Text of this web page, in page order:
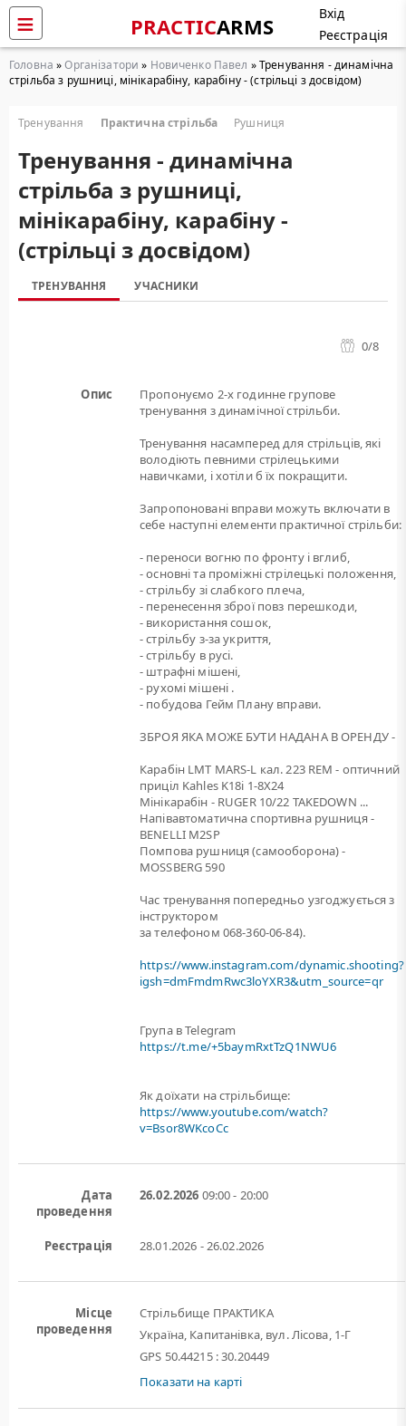
PRACTICARMS
Вхід
Реєстрація
Головна »Організатори » Новиченко Павел » Тренування - динамічна
стрільба з рушниці, мінікарабіну, карабіну - (стрільці з досвідом)
Тренування Практична стрільба Рушниця
Тренування - динамічна
стрільба з рушниці,
мінікарабіну, карабіну -
(стрільці з досвідом)
ТРЕНУВАННЯ УЧАСНИКИ
0/8
Опис
Пропонуємо 2-х годинне групове
тренування з динамічної стрільби.
Тренування насамперед для стрільців, які
володіють певними стрілецькими
навичками, і хотіли б їх покращити.
Запропоновані вправи можуть включати в
себе наступні елементи практичної стрільби:
- переноси вогню по фронту і вглиб,
- основні та проміжні стрілецькі положення,
- стрільбу зі слабкого плеча,
- перенесення зброї повз перешкоди,
- використання сошок,
- стрільбу з-за укриття,
- стрільбу в русі.
- штрафні мішені,
- рухомі мішені .
- побудова Гейм Плану вправи.
ЗБРОЯ ЯКА МОЖЕ БУТИ НАДАНА В ОРЕНДУ -
Карабін LMT MARS-L кал. 223 REM - оптичний
приціл Kahles K18i 1-8X24
Мінікарабін - RUGER 10/22 TAKEDOWN ...
Напівавтоматична спортивна рушниця -
BENELLI M2SP
Помпова рушниця (самооборона) -
MOSSBERG 590
Час тренування попередньо узгоджується з
інструктором
за телефоном 068-360-06-84).
https://www.instagram.com/dynamic.shooting?
igsh=dmFmdmRwc3loYXR3&utm_source=qr
Група в Telegram
https://t.me/+5baymRxtTzQ1NWU6
Як доїхати на стрільбище:
https://www.youtube.com/watch?
v=Bsor8WKcoCc
Дата
проведення
26.02.2026 09:00 - 20:00
Реєстрація 28.01.2026 - 26.02.2026
Місце
проведення
Стрільбище ПРАКТИКА
Україна, Капитанівка, вул. Лісова, 1-Г
GPS 50.44215 : 30.20449
Показати на карті